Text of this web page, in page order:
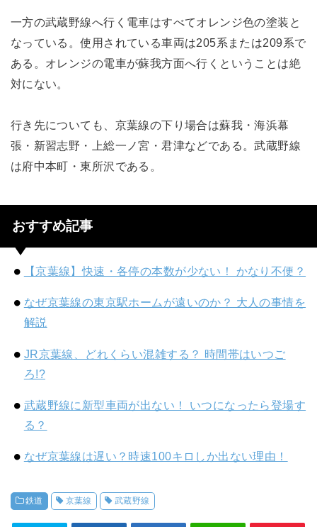
一方の武蔵野線へ行く電車はすべてオレンジ色の塗装と
なっている。使用されている車両は205系または209系で
ある。オレンジの電車が蘇我方面へ行くということは絶
対にない。
行き先についても、京葉線の下り場合は蘇我・海浜幕
張・新習志野・上総一ノ宮・君津などである。武蔵野線
は府中本町・東所沢である。
おすすめ記事
【京葉線】快速・各停の本数が少ない！ かなり不便？
なぜ京葉線の東京駅ホームが遠いのか？ 大人の事情を
解説
JR京葉線、どれくらい混雑する？ 時間帯はいつご
ろ!?
武蔵野線に新型車両が出ない！ いつになったら登場す
る？
なぜ京葉線は遅い？時速100キロしか出ない理由！
鉄道 京葉線 武蔵野線